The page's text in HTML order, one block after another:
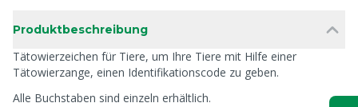
Produktbeschreibung
Tätowierzeichen für Tiere, um Ihre Tiere mit Hilfe einer
Tätowierzange, einen Identifikationscode zu geben.
Alle Buchstaben sind einzeln erhältlich.